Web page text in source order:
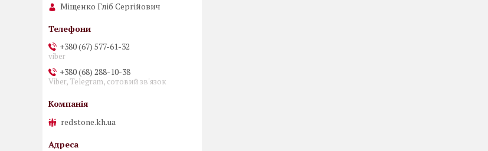
Міщенко Гліб Сергійович
+380 (67) 577-61-32
viber
+380 (68) 288-10-38
Viber, Telegram, сотовий зв'язок
redstone.kh.ua